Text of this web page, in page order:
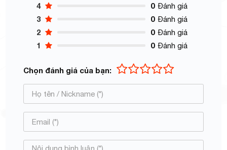
4 0 Đánh giá
3 0 Đánh giá
2 0 Đánh giá
1 0 Đánh giá
Chọn đánh giá của bạn: